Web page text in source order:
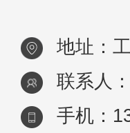
意一地址：
联系人
手机：